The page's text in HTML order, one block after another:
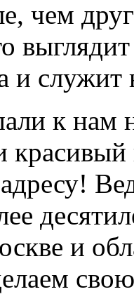
чем
и служит
к нам
и